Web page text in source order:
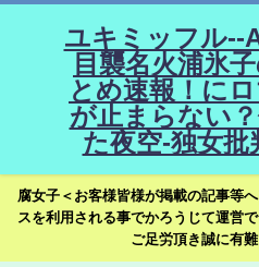
ユキミッフル--
目襲名火浦氷
とめ速報！に
が止まらない
た夜空-独女批
腐女子＜お客様皆様が掲載の記事等
スを利用される事でかろうじて運営
ご足労頂き誠に有難